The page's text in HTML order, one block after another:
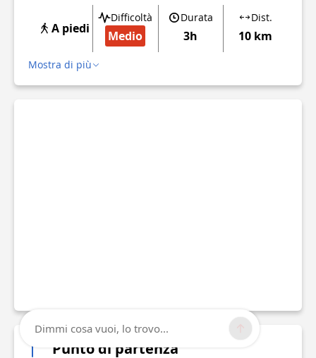
A piedi
Difficoltà
Medio
Durata
3h
Dist.
10 km
Mostra di più
Punto di partenza
Dimmi cosa vuoi, lo trovo...